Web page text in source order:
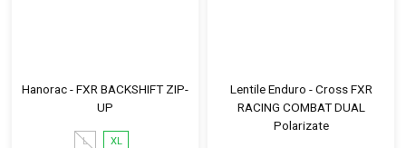
Hanorac - FXR BACKSHIFT ZIP-
UP
L XL
Lentile Enduro - Cross FXR
RACING COMBAT DUAL
Polarizate